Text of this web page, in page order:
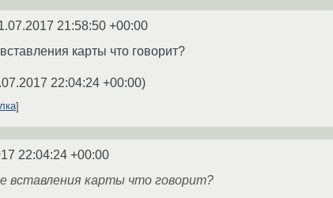
21:58:50 +00:00
карты что говорит?
22:04:24 +00:00)
22:04:24 +00:00
вставления карты что говорит?